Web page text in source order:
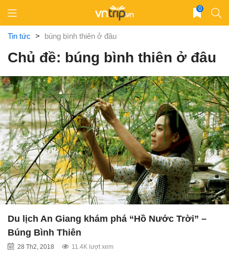
content
0
Tin tức > búng bình thiên ở đâu
Chủ đề: búng bình thiên ở đâu
Du lịch An Giang khám phá “Hồ Nước Trời” –
Búng Bình Thiên
28 Th2, 2018 11.4K lượt xem